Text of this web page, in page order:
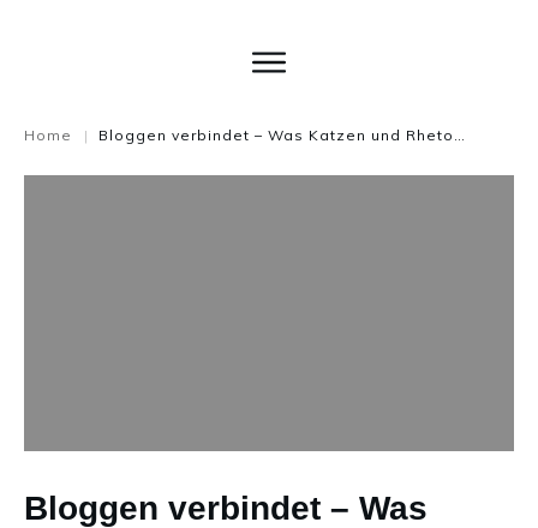
Home |
Bloggen verbindet – Was